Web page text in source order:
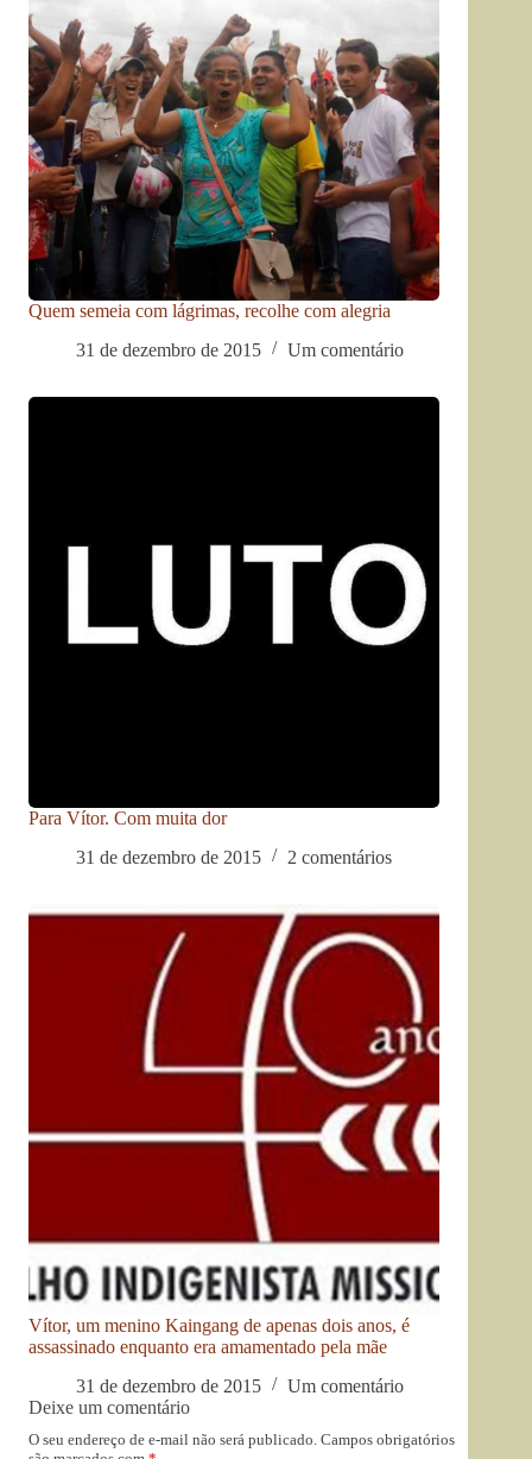
Quem semeia com lágrimas, recolhe com alegria
31 de dezembro de 2015
Um comentário
Para Vítor. Com muita dor
31 de dezembro de 2015
2 comentários
Vítor, um menino Kaingang de apenas dois anos, é
assassinado enquanto era amamentado pela mãe
31 de dezembro de 2015
Um comentário
Deixe um comentário
O seu endereço de e-mail não será publicado. Campos obrigatórios